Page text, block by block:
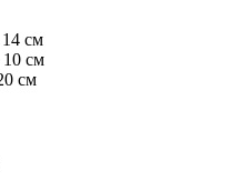
см
10 см
см